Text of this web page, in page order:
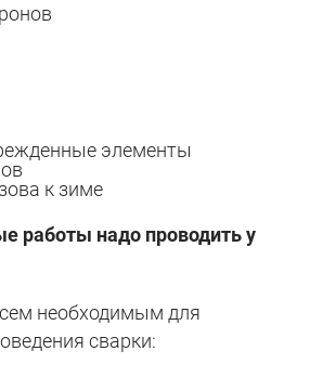
элементы
к зиме
работы надо проводить у
необходимым для
сварки: